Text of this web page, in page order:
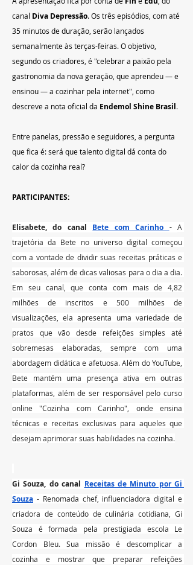
canal Diva Depressão. Os três episódios, com até
35 minutos de duração, serão lançados
semanalmente às terças-feiras. O objetivo,
segundo os criadores, é "celebrar a paixão pela
gastronomia da nova geração, que aprendeu — e
ensinou — a cozinhar pela internet", como
descreve a nota oficial da Endemol Shine Brasil.
Entre panelas, pressão e seguidores, a pergunta
que fica é: será que talento digital dá conta do
calor da cozinha real?
PARTICIPANTES:
Elisabete, do canal Bete com Carinho - A
trajetória da Bete no universo digital começou
com a vontade de dividir suas receitas práticas e
saborosas, além de dicas valiosas para o dia a dia.
Em seu canal, que conta com mais de 4,82
milhões de inscritos e 500 milhões de
visualizações, ela apresenta uma variedade de
pratos que vão desde refeições simples até
sobremesas elaboradas, sempre com uma
abordagem didática e afetuosa. Além do YouTube,
Bete mantém uma presença ativa em outras
plataformas, além de ser responsável pelo curso
online "Cozinha com Carinho", onde ensina
técnicas e receitas exclusivas para aqueles que
desejam aprimorar suas habilidades na cozinha.
Gi Souza, do canal Receitas de Minuto por Gi
Souza - Renomada chef, influenciadora digital e
criadora de conteúdo de culinária cotidiana, Gi
Souza é formada pela prestigiada escola Le
Cordon Bleu. Sua missão é descomplicar a
cozinha e mostrar que preparar refeições